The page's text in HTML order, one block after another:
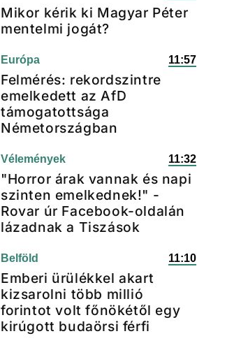
Mikor kérik ki Magyar Péter
mentelmi jogát?
Európa 11:57
Felmérés: rekordszintre
emelkedett az AfD
támogatottsága
Németországban
Vélemények 11:32
"Horror árak vannak és napi
szinten emelkednek!" -
Rovar úr Facebook-oldalán
lázadnak a Tiszások
Belföld 11:10
Emberi ürülékkel akart
kizsarolni több millió
forintot volt főnökétől egy
kirúgott budaörsi férfi